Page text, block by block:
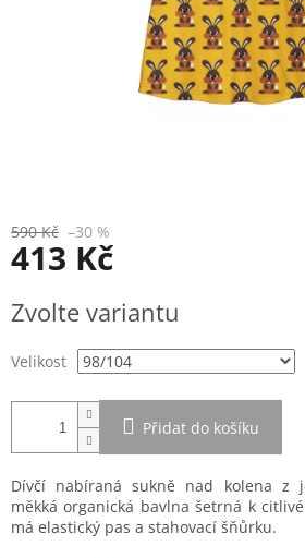
590 Kč –30 %
413 Kč
cena:
Zvolte variantu
Velikost
Přidat do košíku
Dívčí nabíraná sukně nad kolena z
měkká organická bavlna šetrná k
má elastický pas a stahovací šňůrku.